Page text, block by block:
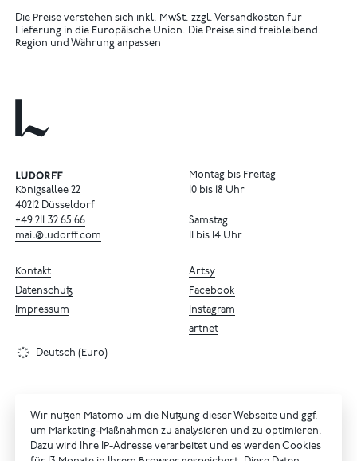
Die Preise verstehen sich inkl. MwSt. zzgl. Versandkosten für
Lieferung in die Europäische Union. Die Preise sind freibleibend.
Region und Währung anpassen
Königsallee 22
40212 Düsseldorf
+49 211 32 65 66
mail@ludorff.com
Montag bis Freitag
10 bis 18 Uhr
Samstag
11 bis 14 Uhr
Artsy
Facebook
Instagram
artnet
Kontakt
Datenschutz
Impressum
Deutsch (Euro)
Wir nutzen Matomo um die Nutzung dieser Webseite und ggf.
um Marketing-Maßnahmen zu analysieren und zu optimieren.
Dazu wird Ihre IP-Adresse verarbeitet und es werden Cookies